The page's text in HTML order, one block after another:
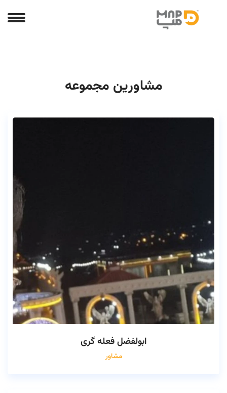
مشاورین مجموعه
ابولفضل فعله گری
مشاور